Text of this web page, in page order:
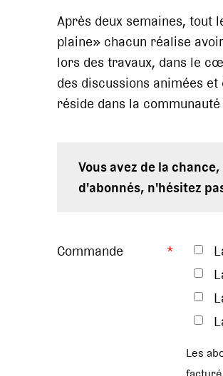
Après deux semaines, tout
plaine» chacun réalise
lors des travaux, dans le
des discussions animées
réside dans la
Vous avez de la
d'abonnés, n'hésitez
Commande *
Les